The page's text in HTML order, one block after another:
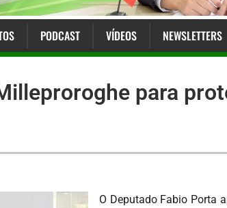
PODCAST VÍDEOS NEWSLETTERS
para
O Deputado Fabio Porta